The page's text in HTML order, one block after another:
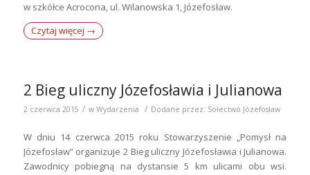
w szkółce Acrocona, ul. Wilanowska 1, Józefosław.
Czytaj więcej →
2 Bieg uliczny Józefosławia i Julianowa
2 czerwca 2015 / w Wydarzenia / Dodane przez: Sołectwo Józefosław
W dniu 14 czerwca 2015 roku Stowarzyszenie „Pomysł na
Józefosław” organizuje 2 Bieg uliczny Józefosławia i Julianowa.
Zawodnicy pobiegną na dystansie 5 km ulicami obu wsi.